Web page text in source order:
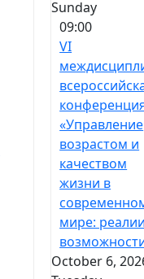
Sunday
09:00
VI
«Управление
возрастом и
качеством
жизни в
мире:
October 6,